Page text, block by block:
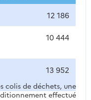
12 186
10 444
13 952
colis de déchets, une
effectué